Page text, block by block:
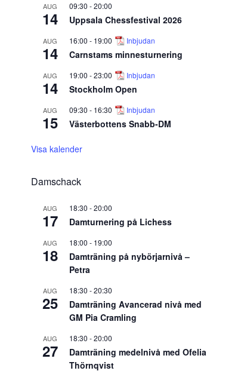
AUG
14
09:30 -20:00
Uppsala Chessfestival 2026
AUG
14
16:00 - 19:00 Inbjudan
Carnstams minnesturnering
AUG
14
19:00 -23:00 Inbjudan
Stockholm Open
AUG
15
09:30 - 16:30 Inbjudan
Västerbottens Snabb-DM
Visa kalender
Damschack
AUG
17
18:30 -20:00
Damturnering på Lichess
AUG
18
18:00 - 19:00
Damträning på nybörjarnivå –
Petra
AUG
25
18:30 -20:30
Damträning Avancerad nivå med
GM Pia Cramling
AUG
27
18:30 -20:00
Damträning medelnivå med Ofelia
Thörnqvist